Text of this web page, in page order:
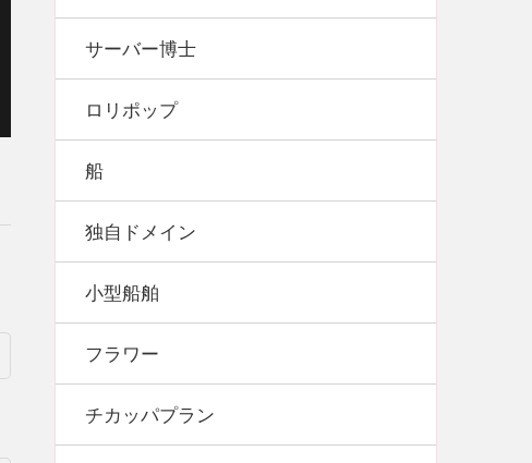
サーバー博士
ロリポップ
船
独自ドメイン
小型船舶
フラワー
チカッパプラン